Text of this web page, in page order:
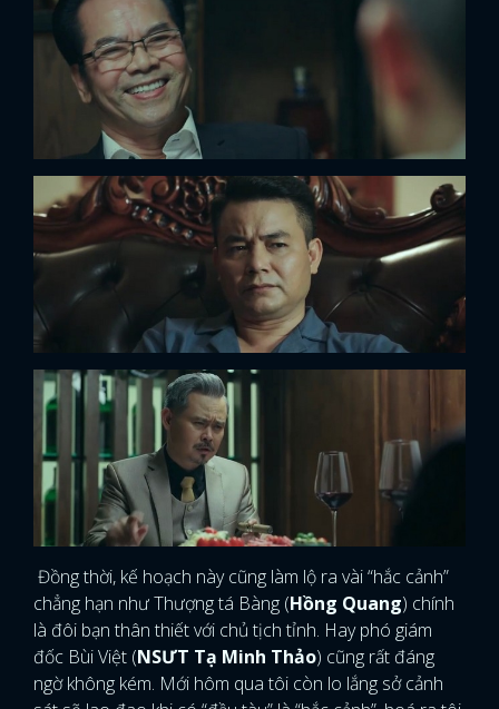
Đồng thời, kế hoạch này cũng làm lộ ra vài “hắc cảnh”
chẳng hạn như Thượng tá Bàng (Hồng Quang) chính
là đôi bạn thân thiết với chủ tịch tỉnh. Hay phó giám
đốc Bùi Việt (NSƯT Tạ Minh Thảo) cũng rất đáng
ngờ không kém. Mới hôm qua tôi còn lo lắng sở cảnh